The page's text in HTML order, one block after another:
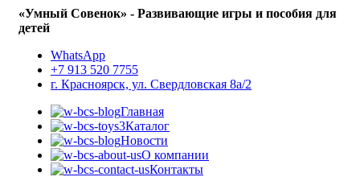
«Умный Совенок» - Развивающие игры и пособия для
детей
WhatsApp
+7 913 520 7755
г. Красноярск, ул. Свердловская 8а/2
Главная
Каталог
Новости
О компании
Контакты